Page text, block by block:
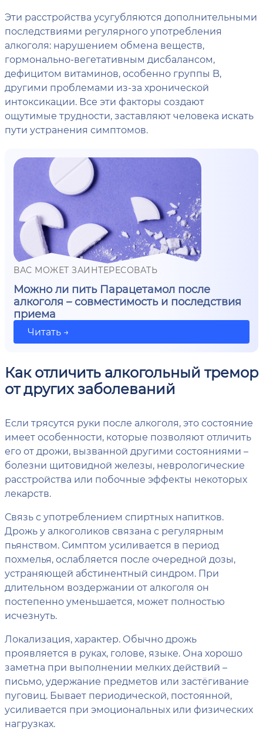
Эти расстройства усугубляются дополнительными
последствиями регулярного употребления
алкоголя: нарушением обмена веществ,
гормонально-вегетативным дисбалансом,
дефицитом витаминов, особенно группы B,
другими проблемами из-за хронической
интоксикации. Все эти факторы создают
ощутимые трудности, заставляют человека искать
пути устранения симптомов.
ВАС МОЖЕТ ЗАИНТЕРЕСОВАТЬ
Можно ли пить Парацетамол после
алкоголя – совместимость и последствия
приема
Читать →
Как отличить алкогольный тремор
от других заболеваний
Если трясутся руки после алкоголя, это состояние
имеет особенности, которые позволяют отличить
его от дрожи, вызванной другими состояниями –
болезни щитовидной железы, неврологические
расстройства или побочные эффекты некоторых
лекарств.
Связь с употреблением спиртных напитков.
Дрожь у алкоголиков связана с регулярным
пьянством. Симптом усиливается в период
похмелья, ослабляется после очередной дозы,
устраняющей абстинентный синдром. При
длительном воздержании от алкоголя он
постепенно уменьшается, может полностью
исчезнуть.
Локализация, характер. Обычно дрожь
проявляется в руках, голове, языке. Она хорошо
заметна при выполнении мелких действий –
письмо, удержание предметов или застёгивание
пуговиц. Бывает периодической, постоянной,
усиливается при эмоциональных или физических
нагрузках.